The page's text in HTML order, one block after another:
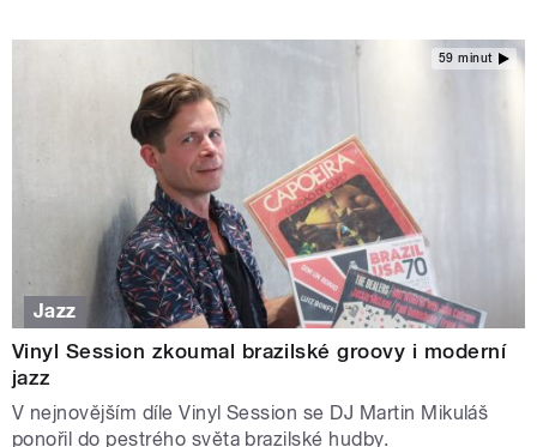
59 minut
Jazz
Vinyl Session zkoumal brazilské groovy i moderní
jazz
V nejnovějším díle Vinyl Session se DJ Martin Mikuláš
ponořil do pestrého světa brazilské hudby.